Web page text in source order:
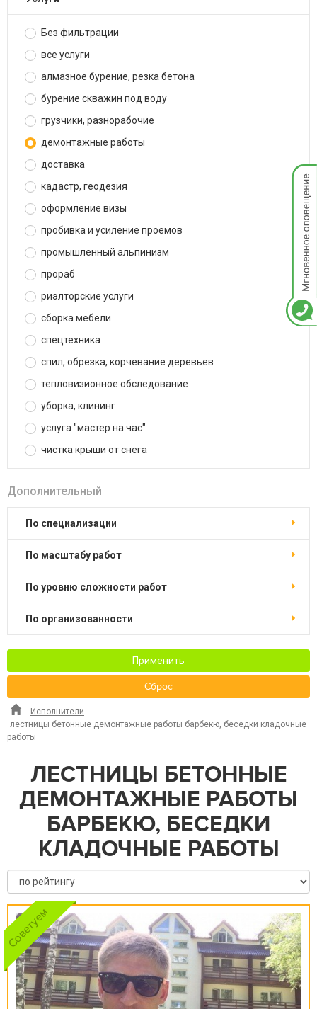
Без фильтрации
все услуги
алмазное бурение, резка бетона
бурение скважин под воду
грузчики, разнорабочие
демонтажные работы
доставка
кадастр, геодезия
оформление визы
пробивка и усиление проемов
промышленный альпинизм
прораб
риэлторские услуги
сборка мебели
спецтехника
спил, обрезка, корчевание деревьев
тепловизионное обследование
уборка, клининг
услуга "мастер на час"
чистка крыши от снега
Дополнительный
по специализации
по масштабу работ
по уровню сложности работ
по организованности
Применить
Сброс
- Исполнители -
лестницы бетонные демонтажные работы барбекю, беседки кладочные
работы
ЛЕСТНИЦЫ БЕТОННЫЕ
ДЕМОНТАЖНЫЕ РАБОТЫ
БАРБЕКЮ, БЕСЕДКИ
КЛАДОЧНЫЕ РАБОТЫ